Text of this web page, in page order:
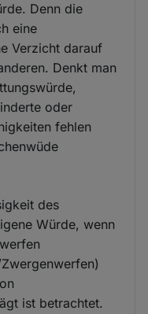
Denn die
eine
Verzicht darauf
Denkt man
oder
fehlen
des
Würde, wenn
ist betrachtet.